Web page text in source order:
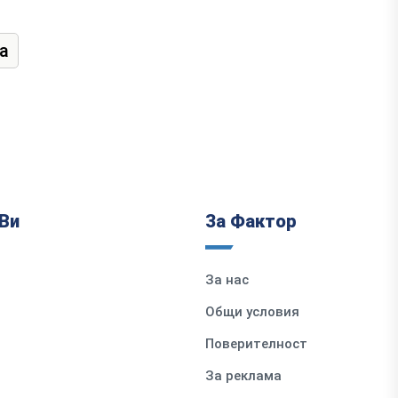
За Фактор
За нас
Общи условия
Поверителност
За реклама